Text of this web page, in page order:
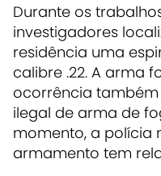
Durante os
investigadores
residência uma
calibre .22. A arma
ocorrência
ilegal de arma de
momento, a polícia
armamento tem